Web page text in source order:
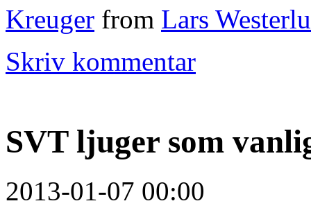
Kreuger from Lars
Skriv kommentar
SVT ljuger som
2013-01-07 00:00